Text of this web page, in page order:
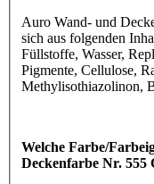
Auro Wand- und
sich aus folgenden
Füllstoffe, Wasser,
Pigmente, Cellulose,
Methylisothiazolinon,
Welche Farbe/
Deckenfarbe Nr. 555